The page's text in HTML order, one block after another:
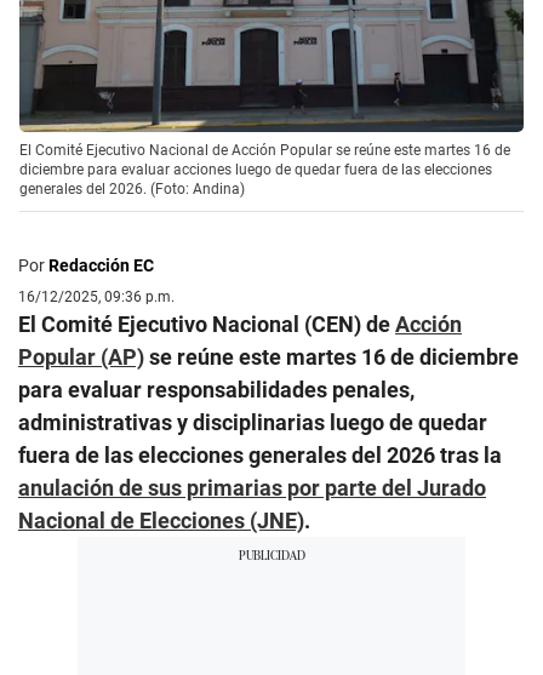
El Comité Ejecutivo Nacional de Acción Popular se reúne este martes 16 de
diciembre para evaluar acciones luego de quedar fuera de las elecciones
generales del 2026. (Foto: Andina)
PorRedacción EC
16/12/2025, 09:36 p.m.
El Comité Ejecutivo Nacional (CEN) deAcción
Popular (AP)se reúne este martes 16 de diciembre
para evaluar responsabilidades penales,
administrativas y disciplinarias luego de quedar
fuera de las elecciones generales del 2026 tras la
anulación de sus primarias por parte del Jurado
Nacional de Elecciones (JNE).